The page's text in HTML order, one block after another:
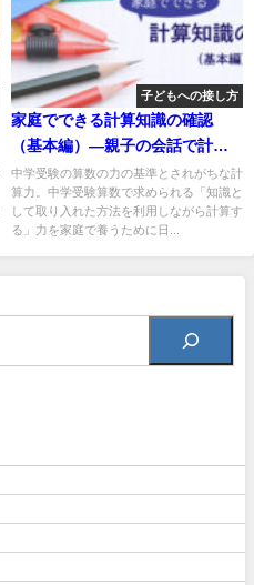
子どもへの接し方
家庭でできる計算知識の確認
（基本編）―親子の会話で計算
手法を確認する
中学受験の算数の力の基準とされがちな計
算力。中学受験算数で求められる「知識と
して取り入れた方法を利用しながら計算す
る」力を家庭で養うために日...